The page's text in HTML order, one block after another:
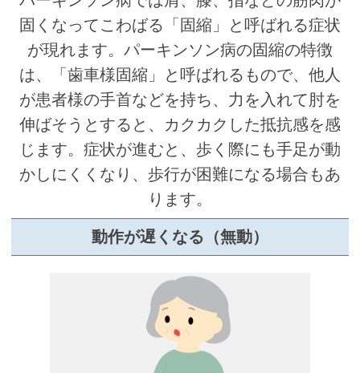
固くなってこわばる「固縮」と呼ばれる症状
が現れます。パーキンソン病の固縮の特徴
は、「歯車様固縮」と呼ばれるもので、他人
が患者様の手首などを持ち、力を入れて肘を
伸ばそうとすると、カクカクした抵抗感を感
じます。症状が進むと、歩く際にも手足が動
かしにくくなり、歩行が困難になる場合もあ
ります。
動作が遅くなる（無動）